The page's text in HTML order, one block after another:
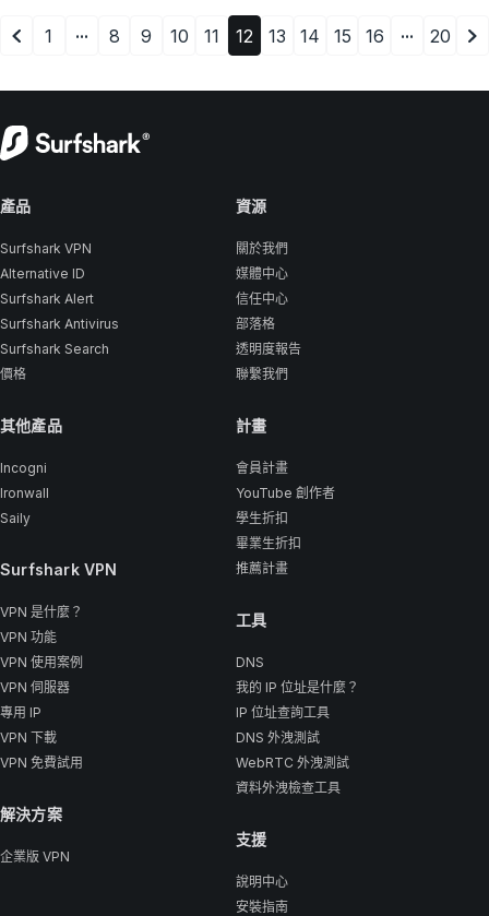
1 ... 8 9 10 11 12 13 14 15 16 ... 20
產品
Surfshark VPN
Alternative ID
Surfshark Alert
Surfshark Antivirus
Surfshark Search
價格
其他產品
Incogni
Ironwall
Saily
Surfshark VPN
VPN 是什麼？
VPN 功能
VPN 使用案例
VPN 伺服器
專用 IP
VPN 下載
VPN 免費試用
解決方案
企業版 VPN
資源
關於我們
媒體中心
信任中心
部落格
透明度報告
聯繫我們
計畫
會員計畫
YouTube 創作者
學生折扣
畢業生折扣
推薦計畫
工具
DNS
我的 IP 位址是什麼？
IP 位址查詢工具
DNS 外洩測試
WebRTC 外洩測試
資料外洩檢查工具
支援
說明中心
安裝指南